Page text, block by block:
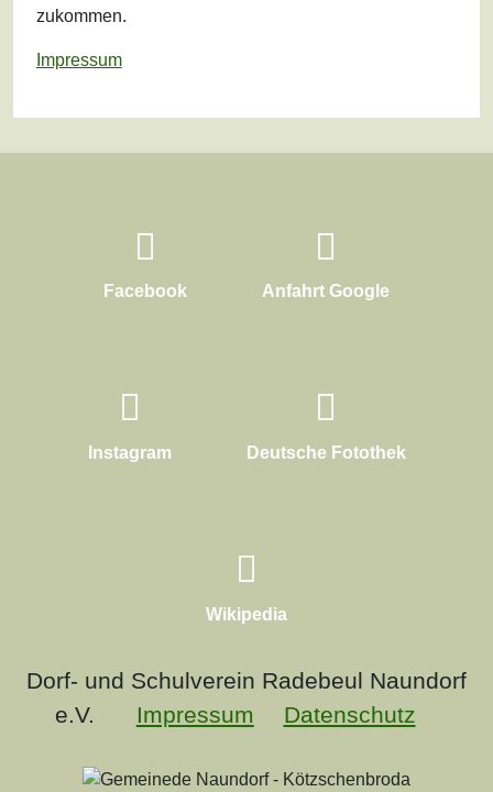
zukommen.
Impressum
Facebook Anfahrt Google
Instagram Deutsche Fotothek
Wikipedia
Dorf- und Schulverein Radebeul Naundorf
e.V.
Impressum Datenschutz